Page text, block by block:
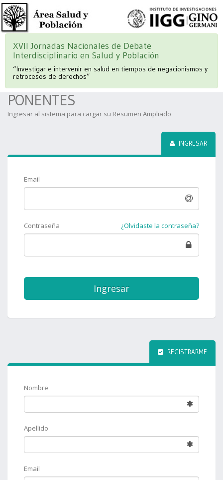
XVII Jornadas Nacionales de Debate
Interdisciplinario en Salud y Población
“Investigar e intervenir en salud en tiempos de negacionismos y
retrocesos de derechos”
PONENTES
Ingresar al sistema para cargar su Resumen Ampliado
INGRESAR
Email
Contraseña ¿Olvidaste la contraseña?
Ingresar
REGISTRARME
Nombre
Apellido
Email